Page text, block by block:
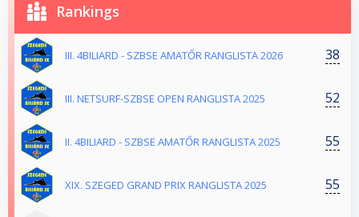
Rankings
III. 4BILIARD - SZBSE AMATŐR RANGLISTA 2026 38
III. NETSURF-SZBSE OPEN RANGLISTA 2025 52
II. 4BILIARD - SZBSE AMATŐR RANGLISTA 2025 55
XIX. SZEGED GRAND PRIX RANGLISTA 2025 55